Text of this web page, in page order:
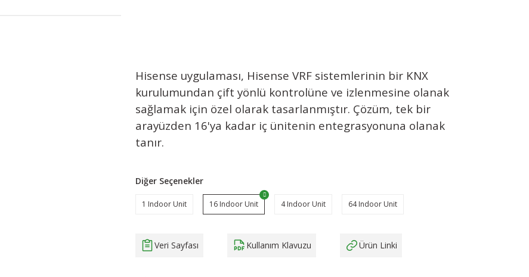
Hisense uygulaması, Hisense VRF sistemlerinin bir KNX
kurulumundan çift yönlü kontrolüne ve izlenmesine olanak
sağlamak için özel olarak tasarlanmıştır. Çözüm, tek bir
arayüzden 16'ya kadar iç ünitenin entegrasyonuna olanak
tanır.
Diğer Seçenekler
1 Indoor Unit 16 Indoor Unit 4 Indoor Unit 64 Indoor Unit
Veri Sayfası Kullanım Klavuzu Ürün Linki